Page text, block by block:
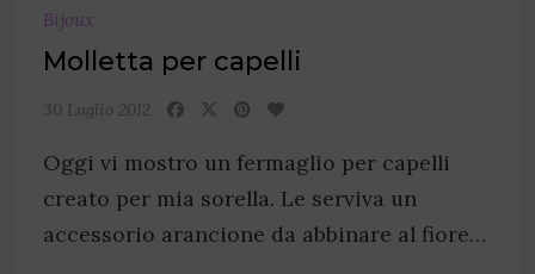
Bijoux
Molletta per capelli
30 Luglio 2012
Oggi vi mostro un fermaglio per capelli
creato per mia sorella. Le serviva un
accessorio arancione da abbinare al fiore…